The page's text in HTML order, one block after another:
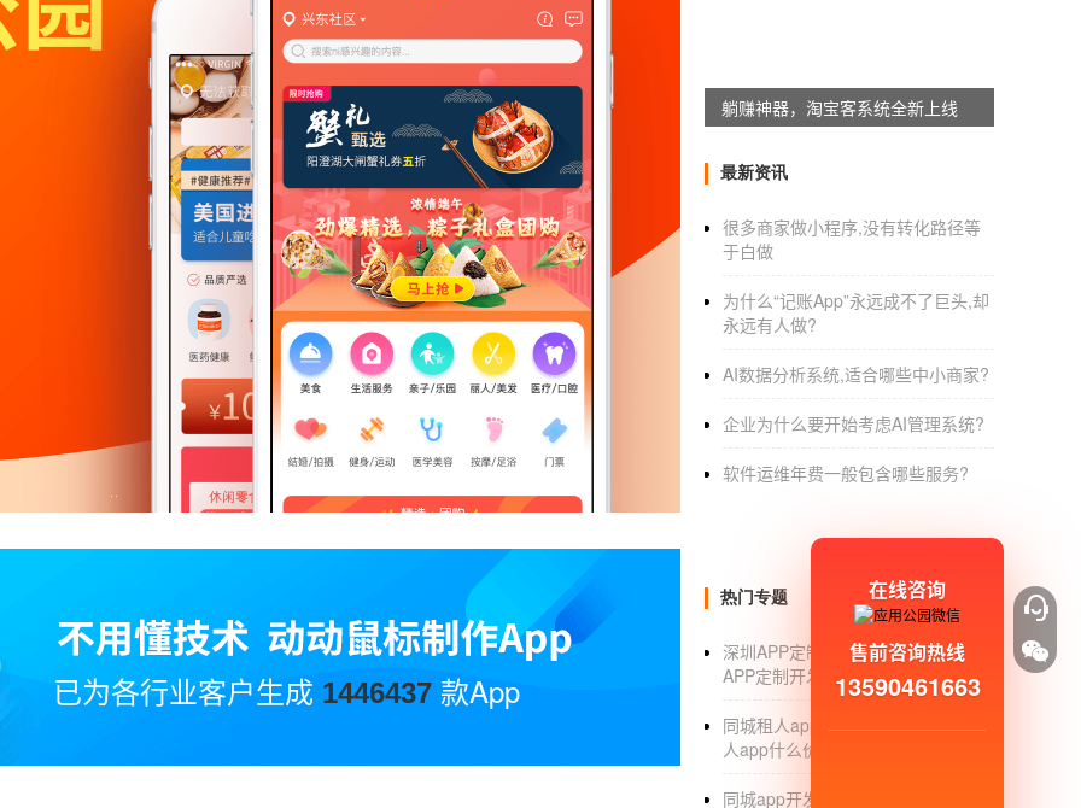
提供优质的方便的教育教学服务。现在很多
开通互联网的教育教学的功能服务。那智慧教
智慧教育app
1、方便的学习方式用户通过互联网可以快
后进行学习。在App上有直播的课程的学习
视频，随时观看视频教学，学习知识技能。
2、丰富的教学模式用户除了直播教学和离线
向老师求助，及时解决问题，提高学习效率。
3、智慧的教学提供在App上可以实现我们在
智慧教学App开发
是现代化教育发展的趋势
费的资讯信息。
已为各行业客户生成 1446437 款App
躺赚神器，淘宝客系统全新上线
最新资讯
很多商家做小程序,没有转化路径等
于白做
为什么“记账App”永远成不了巨头,却
永远有人做?
AI数据分析系统,适合哪些中小商家?
企业为什么要开始考虑AI管理系统?
软件运维年费一般包含哪些服务?
热门专题
深圳APP定制开发公司_深圳手机
APP定制开发公司有哪些_排名
同城租人app制作价格_制作同城租
人app什么价_排行
同城app开发公司_同城生活服务
在线咨询
售前咨询热线
13590461663